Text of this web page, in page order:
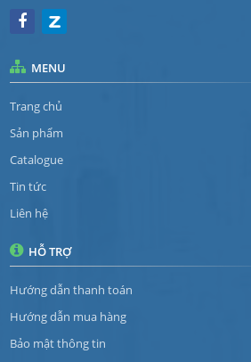
MENU
Trang chủ
Sản phẩm
Catalogue
Tin tức
Liên hệ
HỖ TRỢ
Hướng dẫn thanh toán
Hướng dẫn mua hàng
Bảo mật thông tin